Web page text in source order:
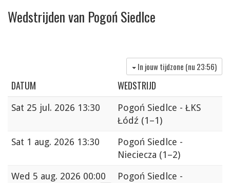
Wedstrijden van Pogoń Siedlce
In jouw tijdzone (nu 23:56)
DATUM WEDSTRIJD
Sat 25 jul. 2026 13:30
Pogoń Siedlce - ŁKS
Łódź (1–1)
Sat 1 aug. 2026 13:30
Pogoń Siedlce -
Nieciecza (1–2)
Wed 5 aug. 2026 00:00
Pogoń Siedlce -